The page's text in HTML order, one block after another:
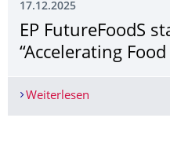
17.12.2025
EP FutureFoodS
“Accelerating
Weiterlesen